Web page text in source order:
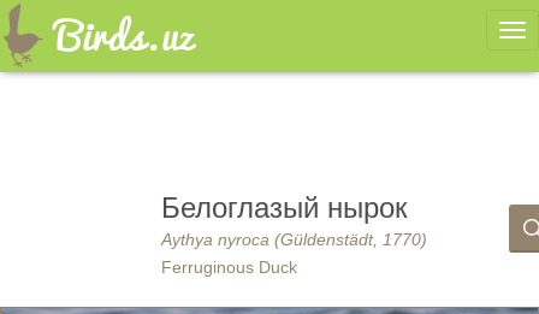
Белоглазый нырок
Aythya nyroca (Güldenstädt, 1770)
Ferruginous Duck